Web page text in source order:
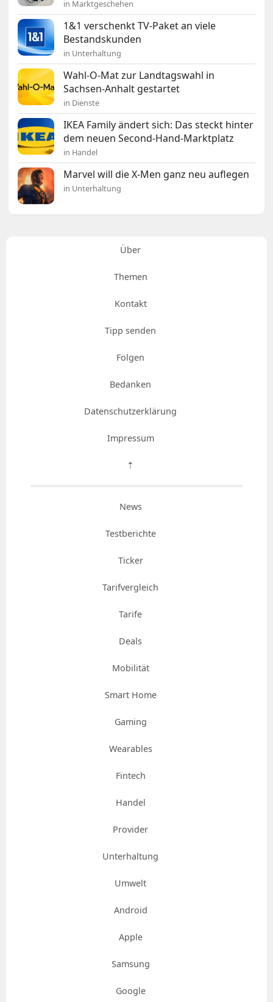
in Marktgeschehen
1&1 verschenkt TV-Paket an viele
Bestandskunden
in Unterhaltung
Wahl-O-Mat zur Landtagswahl in
Sachsen-Anhalt gestartet
in Dienste
IKEA Family ändert sich: Das steckt hinter
dem neuen Second-Hand-Marktplatz
in Handel
Marvel will die X-Men ganz neu auflegen
in Unterhaltung
Über
Themen
Kontakt
Tipp senden
Folgen
Bedanken
Datenschutzerklärung
Impressum
⇡
News
Testberichte
Ticker
Tarifvergleich
Tarife
Deals
Mobilität
Smart Home
Gaming
Wearables
Fintech
Handel
Provider
Unterhaltung
Umwelt
Android
Apple
Samsung
Google